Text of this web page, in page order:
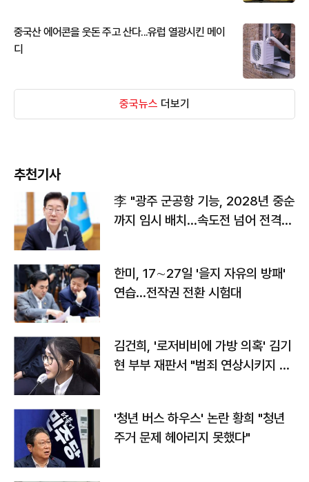
중국산 에어콘을 웃돈 주고 산다...유럽 열광시킨 메이
디
중국뉴스 더보기
추천기사
李 "광주 군공항 기능, 2028년 중순
까지 임시 배치…속도전 넘어 전격
한미, 17∼27일 '을지 자유의 방패'
연습…전작권 전환 시험대
김건희, '로저비비에 가방 의혹' 김기
현 부부 재판서 "범죄 연상시키지 말
'청년 버스 하우스' 논란 황희 "청년
주거 문제 헤아리지 못했다"